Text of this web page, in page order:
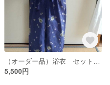
5,500円